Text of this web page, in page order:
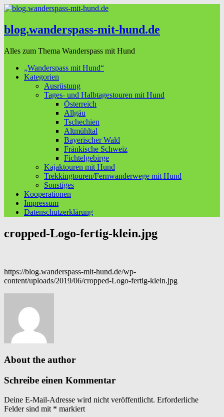
blog.wanderspass-mit-hund.de
Alles zum Thema Wanderspass mit Hund
„Wanderspass mit Hund“
Kategorien
Ausrüstung
Tages- und Halbtagestouren mit Hund
Österreich
Allgäu
Tschechien
Altmühltal
Bayerischer Wald
Fränkische Schweiz
Fichtelgebirge
Kajaktouren mit Hund
Trekkingtouren/Fernwanderwege mit Hund
Sonstiges
Kooperationen
Impressum
Datenschutzerklärung
cropped-Logo-fertig-klein.jpg
https://blog.wanderspass-mit-hund.de/wp-
content/uploads/2019/06/cropped-Logo-fertig-klein.jpg
About the author
Schreibe einen Kommentar
Deine E-Mail-Adresse wird nicht veröffentlicht. Erforderliche
Felder sind mit * markiert